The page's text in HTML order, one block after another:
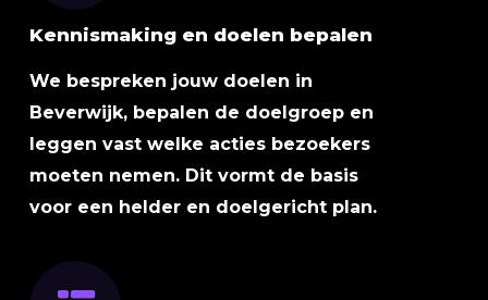
Kennismaking en doelen bepalen
We bespreken jouw doelen in
Beverwijk, bepalen de doelgroep en
leggen vast welke acties bezoekers
moeten nemen. Dit vormt de basis
voor een helder en doelgericht plan.